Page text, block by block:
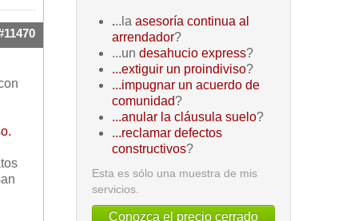
...la asesoría continua al
arrendador?
...un desahucio express?
...extiguir un proindiviso?
...impugnar un acuerdo de
comunidad?
...anular la cláusula suelo?
...reclamar defectos
constructivos?
Esta es sólo una muestra de mis
servicios.
Conozca el precio cerrado